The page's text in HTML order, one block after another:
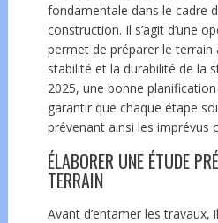
fondamentale dans le cadre
construction. Il s’agit d’une
permet de préparer le terrain
stabilité et la durabilité de la
2025, une bonne
garantir que chaque étape
prévenant ainsi les imprévus
ÉLABORER UNE ÉTUDE
TERRAIN
Avant d’entamer les travaux,